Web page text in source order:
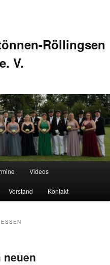
Röllingsen
V.
Videos
Vorstand Kontakt
neuen